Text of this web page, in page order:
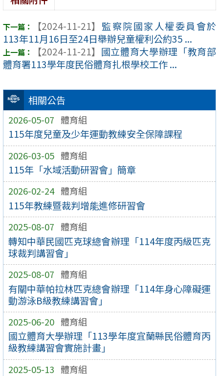
相關公告
2026-05-07 體育組
115年度兒童及少年運動教練安全保障課程
2026-03-05 體育組
115年「水域活動研習會」簡章
2026-02-24 體育組
115年教練暨裁判增能進修研習會
2025-08-07 體育組
轉知中華民國匹克球總會辦理「114年度丙級匹克
球裁判講習會」
2025-08-07 體育組
有關中華帕拉林匹克總會辦理「114年身心障礙運
動游泳B級教練講習會」
2025-06-20 體育組
國立體育大學辦理「113學年度宜蘭縣民俗體育丙
級教練講習會實施計畫」
2025-05-13 體育組
【2024-11-21】 監察院國家人權委員會於
113年11月16日至24日舉辦兒童權利公約35 ...
【2024-11-21】 國立體育大學辦理「教育部
體育署113學年度民俗體育扎根學校工作 ...